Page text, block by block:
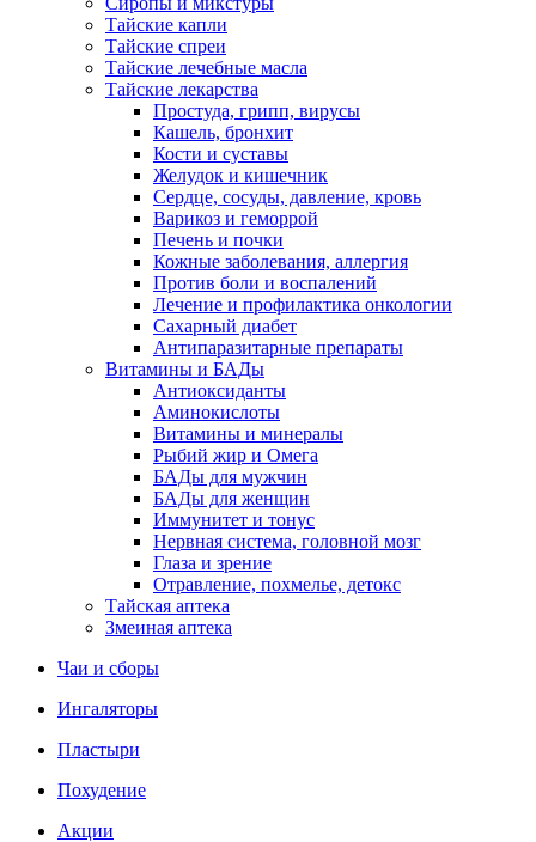
Тайские капли
Тайские спреи
Тайские лечебные масла
Тайские лекарства
Простуда, грипп, вирусы
Кашель, бронхит
Кости и суставы
Желудок и кишечник
Сердце, сосуды, давление, кровь
Варикоз и геморрой
Печень и почки
Кожные заболевания, аллергия
Против боли и воспалений
Лечение и профилактика онкологии
Сахарный диабет
Антипаразитарные препараты
Витамины и БАДы
Антиоксиданты
Аминокислоты
Витамины и минералы
Рыбий жир и Омега
БАДы для мужчин
БАДы для женщин
Иммунитет и тонус
Нервная система, головной мозг
Глаза и зрение
Отравление, похмелье, детокс
Тайская аптека
Змеиная аптека
Чаи и сборы
Ингаляторы
Пластыри
Похудение
Акции